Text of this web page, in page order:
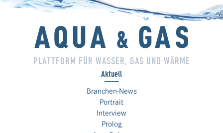
PLATTFORM FÜR WASSER, GAS UND WÄRME
Aktuell
Branchen-News
Portrait
Interview
Prolog